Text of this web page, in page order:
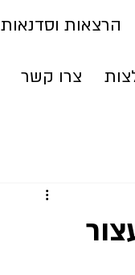
הרצאות וסדנאות
צרו קשר